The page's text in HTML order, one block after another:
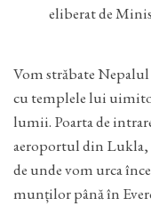
eliberat de
Vom străbate
cu templele lui
lumii. Poarta de
aeroportul din Lukla,
de unde vom urca
munților până în